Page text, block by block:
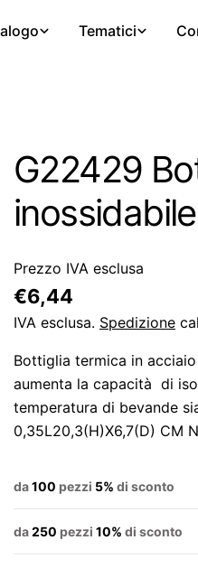
Tematici
G22429
Prezzo IVA esclusa
Prezzo
regolare
€6,44
IVA esclusa. Spedizione
Bottiglia termica in
aumenta la capacità di
temperatura di bevande
0,35L20,3(H)X6,7(D) CM
da100 pezzi 5% di sconto
da250 pezzi 10% di sconto